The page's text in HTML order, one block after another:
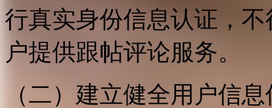
行真实身份信息认证，
户提供跟帖评论服务。
（二）建立健全用户信